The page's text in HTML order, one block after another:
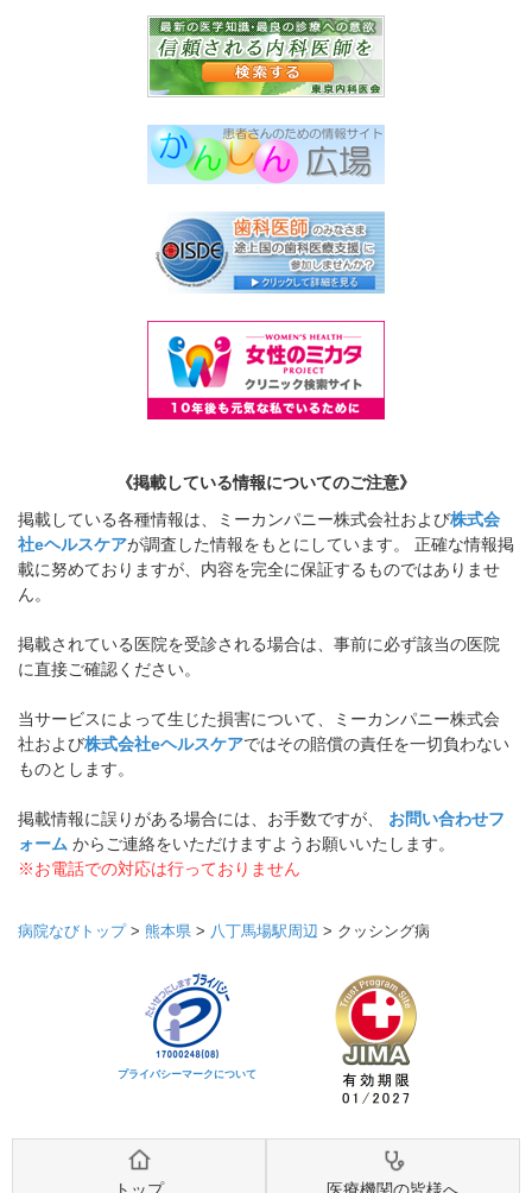
《掲載している情報についてのご注意》
掲載している各種情報は、ミーカンパニー株式会社および株式会
社eヘルスケアが調査した情報をもとにしています。 正確な情報掲
載に努めておりますが、内容を完全に保証するものではありませ
ん。
掲載されている医院を受診される場合は、事前に必ず該当の医院
に直接ご確認ください。
当サービスによって生じた損害について、ミーカンパニー株式会
社および株式会社eヘルスケアではその賠償の責任を一切負わない
ものとします。
掲載情報に誤りがある場合には、お手数ですが、 お問い合わせフ
ォーム からご連絡をいただけますようお願いいたします。
※お電話での対応は行っておりません
病院なびトップ> 熊本県 > 八丁馬場駅周辺 > クッシング病
プライバシーマークについて